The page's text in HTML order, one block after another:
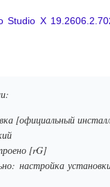
Studio X
[официальный
[rG]
настройка